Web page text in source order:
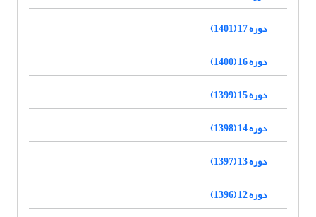
دوره 17 (1401)
دوره 16 (1400)
دوره 15 (1399)
دوره 14 (1398)
دوره 13 (1397)
دوره 12 (1396)